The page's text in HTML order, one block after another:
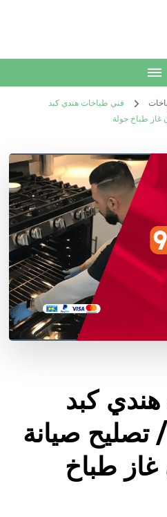
فني طباخات هندي كبد
كبد
/67616123 / تصليح صيانة
طباخ